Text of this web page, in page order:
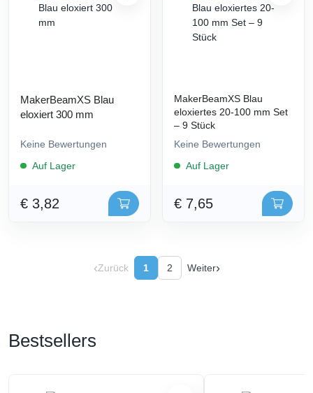
MakerBeamXS Blau
eloxiert 300 mm
Keine Bewertungen
Auf Lager
€ 3,82
MakerBeamXS Blau
eloxiertes 20-100 mm Set
– 9 Stück
Keine Bewertungen
Auf Lager
€ 7,65
‹Zurück 1 2 Weiter›
Bestsellers